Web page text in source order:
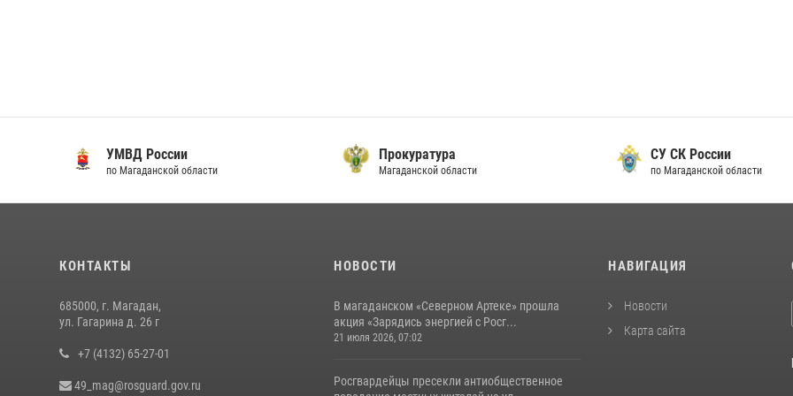
УМВД России
по Магаданской области
Прокуратура
Магаданской области
СУ СК России
по Магаданской области
КОНТАКТЫ
685000, г. Магадан,
ул. Гагарина д. 26 г
+7 (4132) 65-27-01
49_mag@rosguard.gov.ru
НОВОСТИ
В магаданском «Северном Артеке» прошла
акция «Зарядись энергией с Росг...
21 июля 2026, 07:02
Росгвардейцы пресекли антиобщественное
НАВИГАЦИЯ
Новости
Карта сайта